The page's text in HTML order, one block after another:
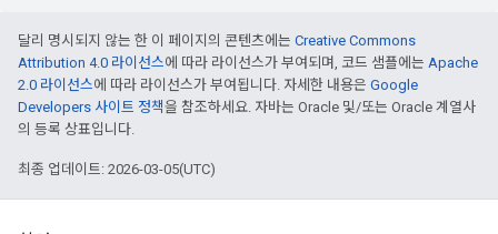
달리 명시되지 않는 한 이 페이지의 콘텐츠에는 Creative Commons
Attribution 4.0 라이선스에 따라 라이선스가 부여되며, 코드 샘플에는 Apache
2.0 라이선스에 따라 라이선스가 부여됩니다. 자세한 내용은 Google
Developers 사이트 정책을 참조하세요. 자바는 Oracle 및/또는 Oracle 계열사
의 등록 상표입니다.
최종 업데이트: 2026-03-05(UTC)